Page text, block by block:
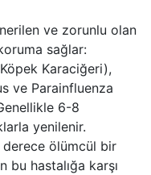
ve zorunlu olan
sağlar:
Karaciğeri),
ve Parainfluenza
6-8
yenilenir.
derece ölümcül bir
bu hastalığa karşı